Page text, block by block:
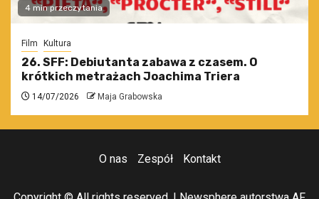
4 min przeczytania
Film Kultura
26. SFF: Debiutanta zabawa z czasem. O
krótkich metrażach Joachima Triera
14/07/2026 Maja Grabowska
O nas Zespół Kontakt